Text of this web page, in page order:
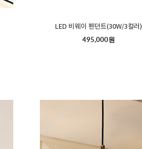
LED 비웨이 펜던트(30W/3컬러)
495,000원